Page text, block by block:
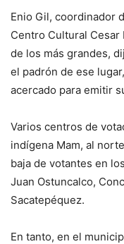
Enio Gil, coordinador
Centro Cultural Cesar
de los más grandes,
el padrón de ese
acercado para emitir
Varios centros de
indígena Mam, al
baja de votantes en
Juan Ostuncalco,
Sacatepéquez.
En tanto, en el